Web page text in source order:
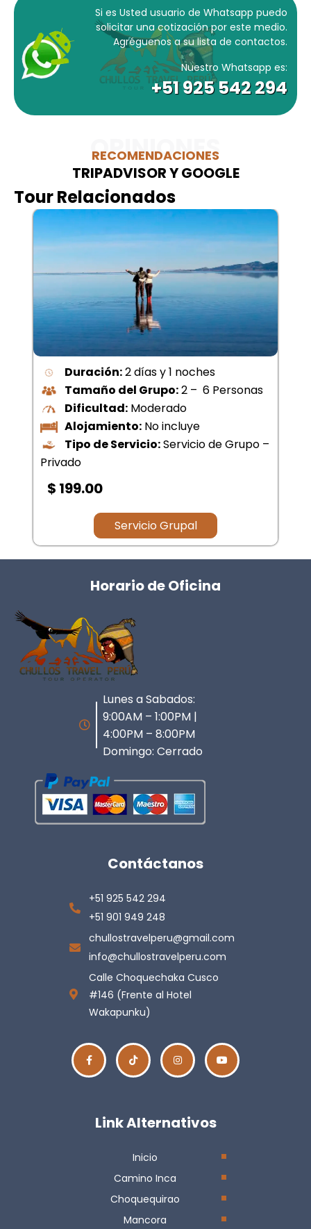
Si es Usted usuario de Whatsapp puedo
solicitar una cotización por este medio.
Agréguenos a su lista de contactos.
Nuestro Whatsapp es:
+51 925 542 294
OPINIONES
RECOMENDACIONES
TRIPADVISOR Y GOOGLE
Tour Relacionados
Duración:2 días y 1 noches
Tamaño del Grupo:2 – 6 Personas
Dificultad:Moderado
Alojamiento:No incluye
Tipo de Servicio:Servicio de Grupo –
Privado
$ 199.00
Servicio Grupal
Horario de Oficina
Lunes a Sabados:
9:00AM – 1:00PM |
4:00PM – 8:00PM
Domingo: Cerrado
Contáctanos
+51 925 542 294
+51 901 949 248
chullostravelperu@gmail.com
info@chullostravelperu.com
Calle Choquechaka Cusco
#146 (Frente al Hotel
Wakapunku)
Link Alternativos
Inicio
Camino Inca
Choquequirao
Mancora